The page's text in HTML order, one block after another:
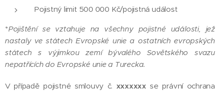
Pojistný limit 500 000 Kč/pojistná událost
*Pojištění se vztahuje na všechny pojistné události, jež
nastaly ve státech Evropské unie a ostatních evropských
státech s výjimkou zemí bývalého Sovětského svazu
nepatřících do Evropské unie a Turecka.
V případě pojistné smlouvy č. xxxxxxx se právní ochrana